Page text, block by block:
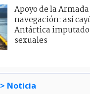
Apoyo de la Armada
navegación: así
Antártica
sexuales
> Noticia